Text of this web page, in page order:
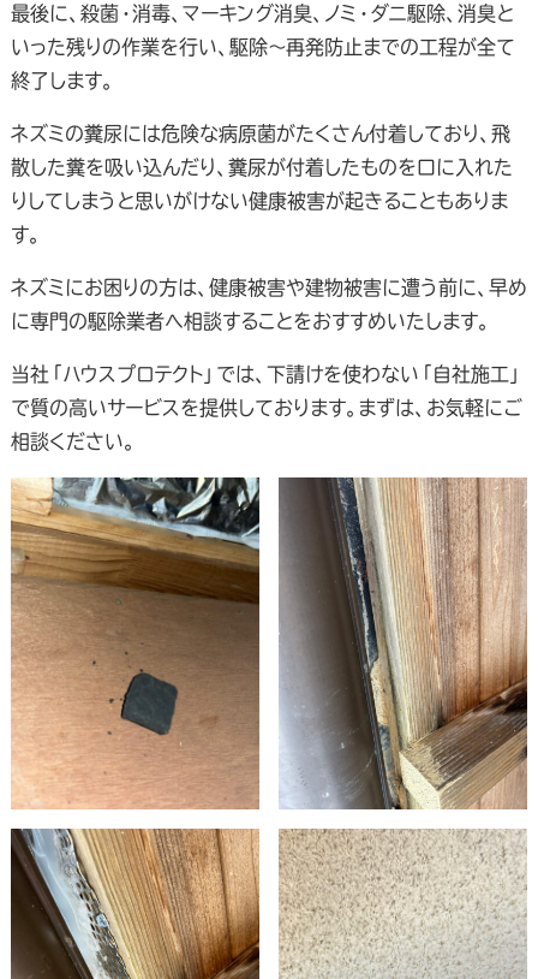
最後に、殺菌・消毒、マーキング消臭、ノミ・ダニ駆除、消臭と
いった残りの作業を行い、駆除～再発防止までの工程が全て
終了します。
ネズミの糞尿には危険な病原菌がたくさん付着しており、飛
散した糞を吸い込んだり、糞尿が付着したものを口に入れた
りしてしまうと思いがけない健康被害が起きることもありま
す。
ネズミにお困りの方は、健康被害や建物被害に遭う前に、早め
に専門の駆除業者へ相談することをおすすめいたします。
当社「ハウスプロテクト」では、下請けを使わない「自社施工」
で質の高いサービスを提供しております。まずは、お気軽にご
相談ください。